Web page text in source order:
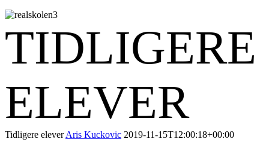
TIDLIGERE
ELEVER
Tidligere eleverAris Kuckovic 2019-11-15T12:00:18+00:00